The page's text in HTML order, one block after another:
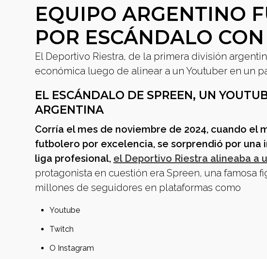
EQUIPO ARGENTINO
POR ESCÁNDALO
El Deportivo Riestra, de la primera división
económica luego de alinear a un Youtuber en un
EL ESCÁNDALO DE SPREEN, UN
ARGENTINA
Corría el mes de noviembre de 2024, cuando el
futbolero por excelencia, se sorprendió por
liga profesional, el Deportivo Riestra alineaba a
protagonista en cuestión era Spreen, una famosa
millones de seguidores en plataformas como
Youtube
Twitch
O Instagram